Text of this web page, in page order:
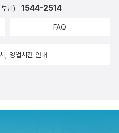
직접 시집을 고를수 있는 안목이
을 읽으면서 모르는 한자를 만나면
어요. 아무래도 뜻에 따라 내용이
니다. 나 혼자라는 느낌이 아닌 누
사람이 있다는것이 얼마나 큰 행
할것 같아요. ^^ 좋은 책 선물해주
판 만드는데 돈이 좀 들어가겠지
도서관 분위기가 날 거 같아요.다
만에 단장을 해줘야지.ㅋㅋ 화장
담) 1544-2514
FAQ
, 영업시간 안내